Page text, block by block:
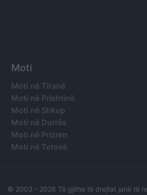
Moti
Moti në Tiranë
Moti në Prishtinë
Moti në Shkup
Moti në Durrës
Moti në Prizren
Moti në Tetovë
© 2003 - 2026 Të gjitha të drejtat janë të